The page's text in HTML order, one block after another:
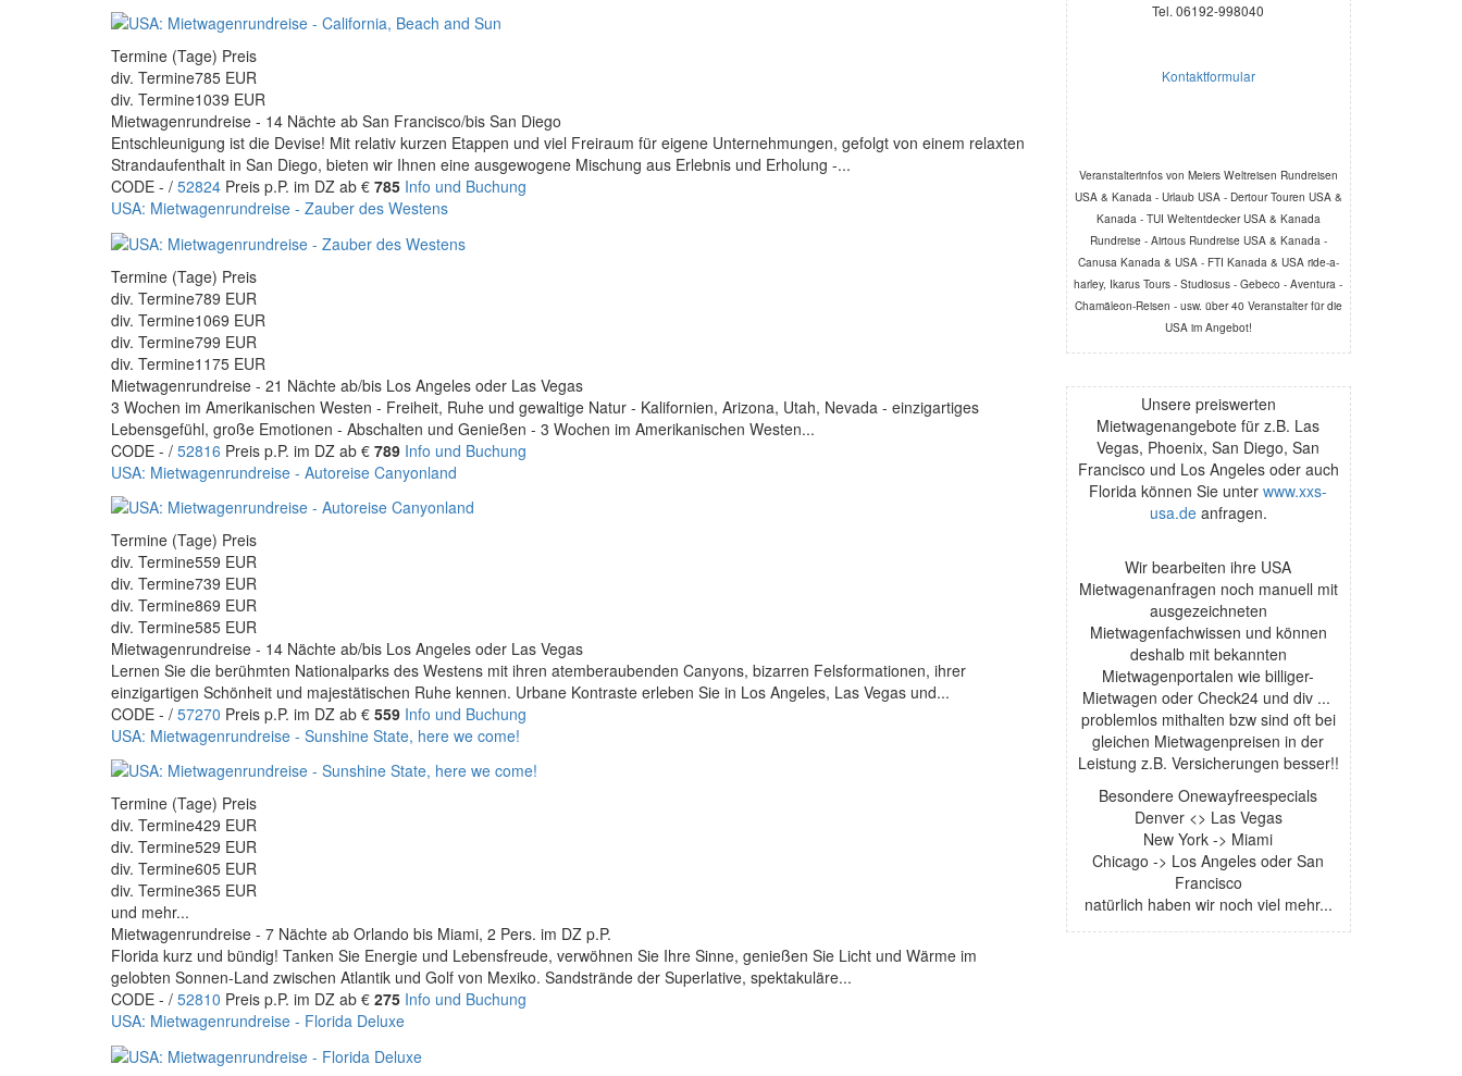
Termine (Tage) Preis
div. Termine785 EUR
div. Termine1039 EUR
Mietwagenrundreise - 14 Nächte ab San Francisco/bis San Diego
Entschleunigung ist die Devise! Mit relativ kurzen Etappen und viel Freiraum für eigene Unternehmungen, gefolgt von einem relaxten
Strandaufenthalt in San Diego, bieten wir Ihnen eine ausgewogene Mischung aus Erlebnis und Erholung -...
CODE - / 52824 Preis p.P. im DZ ab € 785 Info und Buchung
USA: Mietwagenrundreise - Zauber des Westens
Termine (Tage) Preis
div. Termine789 EUR
div. Termine1069 EUR
div. Termine799 EUR
div. Termine1175 EUR
Mietwagenrundreise - 21 Nächte ab/bis Los Angeles oder Las Vegas
3 Wochen im Amerikanischen Westen - Freiheit, Ruhe und gewaltige Natur - Kalifornien, Arizona, Utah, Nevada - einzigartiges
Lebensgefühl, große Emotionen - Abschalten und Genießen - 3 Wochen im Amerikanischen Westen...
CODE - / 52816 Preis p.P. im DZ ab € 789 Info und Buchung
USA: Mietwagenrundreise - Autoreise Canyonland
Termine (Tage) Preis
div. Termine559 EUR
div. Termine739 EUR
div. Termine869 EUR
div. Termine585 EUR
Mietwagenrundreise - 14 Nächte ab/bis Los Angeles oder Las Vegas
Lernen Sie die berühmten Nationalparks des Westens mit ihren atemberaubenden Canyons, bizarren Felsformationen, ihrer
einzigartigen Schönheit und majestätischen Ruhe kennen. Urbane Kontraste erleben Sie in Los Angeles, Las Vegas und...
CODE - / 57270 Preis p.P. im DZ ab € 559 Info und Buchung
USA: Mietwagenrundreise - Sunshine State, here we come!
Termine (Tage) Preis
div. Termine429 EUR
div. Termine529 EUR
div. Termine605 EUR
div. Termine365 EUR
und mehr...
Mietwagenrundreise - 7 Nächte ab Orlando bis Miami, 2 Pers. im DZ p.P.
Florida kurz und bündig! Tanken Sie Energie und Lebensfreude, verwöhnen Sie Ihre Sinne, genießen Sie Licht und Wärme im
gelobten Sonnen-Land zwischen Atlantik und Golf von Mexiko. Sandstrände der Superlative, spektakuläre...
CODE - / 52810 Preis p.P. im DZ ab € 275 Info und Buchung
USA: Mietwagenrundreise - Florida Deluxe
Tel. 06192-998040
Kontaktformular
Veranstalterinfos von Meiers Weltreisen Rundreisen
USA & Kanada - Urlaub USA - Dertour Touren USA &
Kanada - TUI Weltentdecker USA & Kanada
Rundreise - Airtous Rundreise USA & Kanada -
Canusa Kanada & USA - FTI Kanada & USA ride-a-
harley, Ikarus Tours - Studiosus - Gebeco - Aventura -
Chamäleon-Reisen - usw. über 40 Veranstalter für die
USA im Angebot!
Unsere preiswerten
Mietwagenangebote für z.B. Las
Vegas, Phoenix, San Diego, San
Francisco und Los Angeles oder auch
Florida können Sie unterwww.xxs-
usa.deanfragen.
Wir bearbeiten ihre USA
Mietwagenanfragen noch manuell mit
ausgezeichneten
Mietwagenfachwissen und können
deshalb mit bekannten
Mietwagenportalen wie billiger-
Mietwagen oder Check24 und div ...
problemlos mithalten bzw sind oft bei
gleichen Mietwagenpreisen in der
Leistung z.B. Versicherungen besser!!
Besondere Onewayfreespecials
Denver <> Las Vegas
New York -> Miami
Chicago -> Los Angeles oder San
Francisco
natürlich haben wir noch viel mehr...